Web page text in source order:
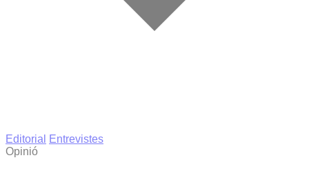
Editorial
Entrevistes
Opinió